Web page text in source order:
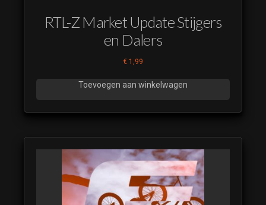
RTL-Z Market Update Stijgers
en Dalers
€ 1,99
Toevoegen aan winkelwagen